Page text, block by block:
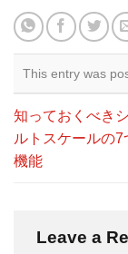
This entry was
知っておくべき
ルトスケールの7
機能
Leave a